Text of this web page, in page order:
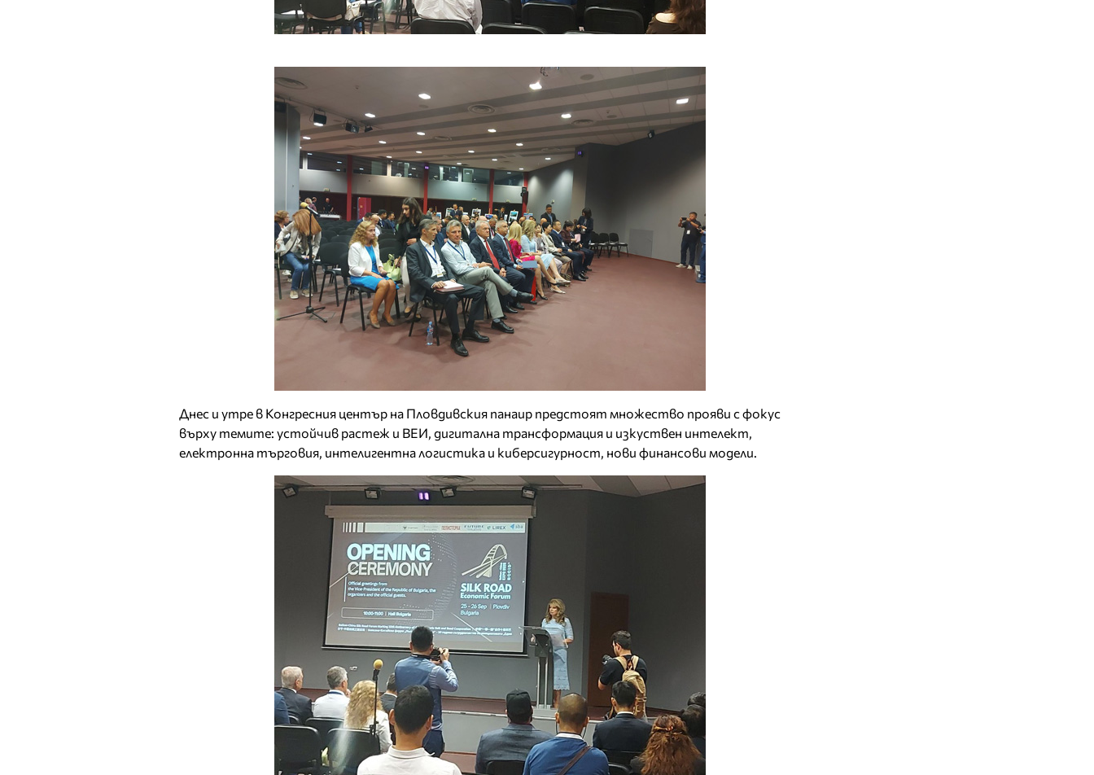
Днес и утре в Конгресния център на Пловдивския панаир предстоят множество прояви с фокус
върху темите: устойчив растеж и ВЕИ, дигитална трансформация и изкуствен интелект,
електронна търговия, интелигентна логистика и киберсигурност, нови финансови модели.